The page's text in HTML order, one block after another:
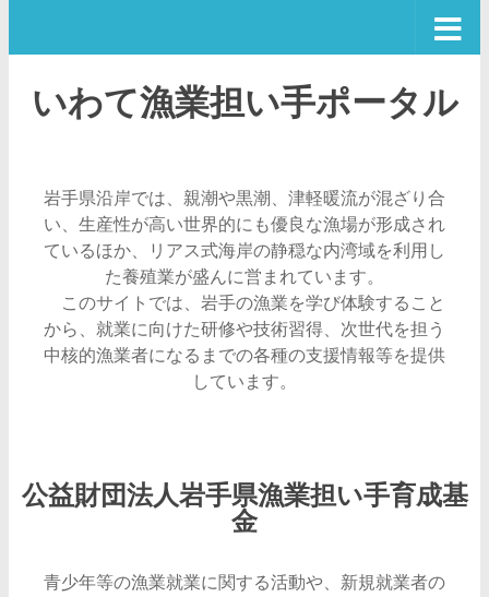
いわて漁業担い手ポータル
岩手県沿岸では、親潮や黒潮、津軽暖流が混ざり合
い、生産性が高い世界的にも優良な漁場が形成され
ているほか、リアス式海岸の静穏な内湾域を利用し
た養殖業が盛んに営まれています。
このサイトでは、岩手の漁業を学び体験すること
から、就業に向けた研修や技術習得、次世代を担う
中核的漁業者になるまでの各種の支援情報等を提供
しています。
公益財団法人岩手県漁業担い手育成基
金
青少年等の漁業就業に関する活動や、新規就業者の